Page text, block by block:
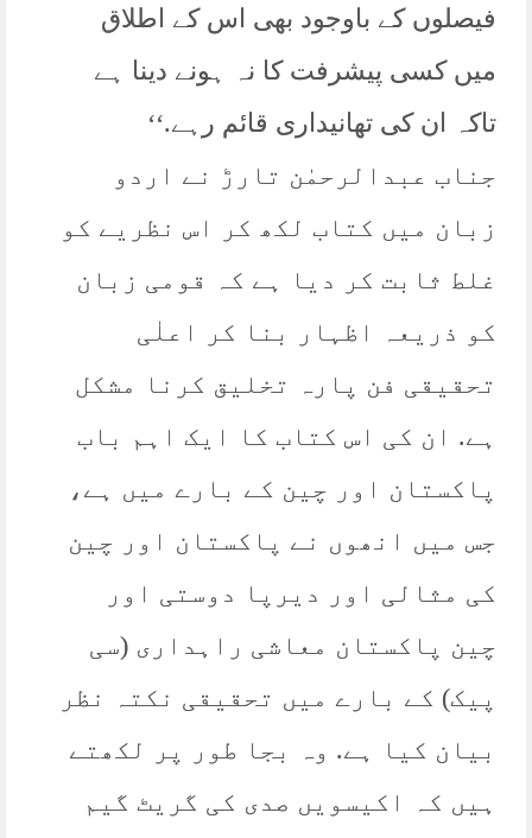
فیصلوں کے باوجود بھی اس کے اطلاق
میں کسی پیشرفت کا نہ ہونے دینا ہے
تاکہ ان کی تھانیداری قائم رہے.‘‘
جناب عبدالرحمٰن تارڑ نے اردو
زبان میں کتاب لکھ کر اس نظریے کو
غلط ثابت کر دیا ہے کہ قومی زبان
کو ذریعہ اظہار بنا کر اعلٰی
تحقیقی فن پارہ تخلیق کرنا مشکل
ہے. ان کی اس کتاب کا ایک اہم باب
پاکستان اور چین کے بارے میں ہے،
جس میں انھوں نے پاکستان اور چین
کی مثالی اور دیرپا دوستی اور
چین پاکستان معاشی راہداری (سی
پیک) کے بارے میں تحقیقی نکتہ نظر
بیان کیا ہے. وہ بجا طور پر لکھتے
ہیں کہ اکیسویں صدی کی گریٹ گیم